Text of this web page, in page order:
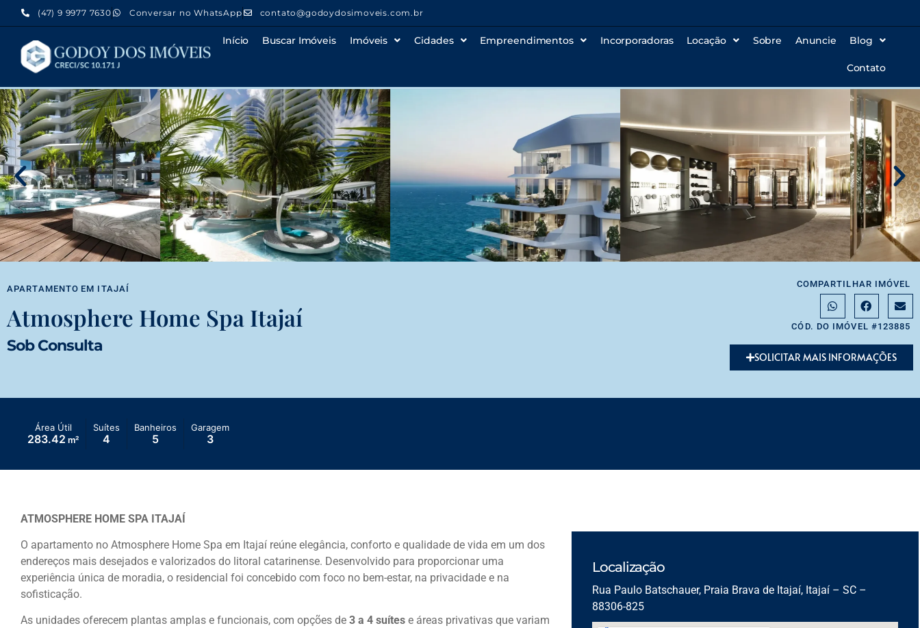
(47) 9 9977 7630 Conversar no WhatsApp contato@godoydosimoveis.com.br
Início Buscar Imóveis Imóveis Cidades Empreendimentos Incorporadoras Locação Sobre Anuncie Blog
Contato
APARTAMENTO EM ITAJAÍ
Atmosphere Home Spa Itajaí
Sob Consulta
COMPARTILHAR IMÓVEL
CÓD. DO IMÓVEL #123885
SOLICITAR MAIS INFORMAÇÕES
Área Útil
283.42 m²
Suítes
4
Banheiros
5
Garagem
3
ATMOSPHERE HOME SPA ITAJAÍ
O apartamento no Atmosphere Home Spa em Itajaí reúne elegância, conforto e qualidade de vida em um dos
endereços mais desejados e valorizados do litoral catarinense. Desenvolvido para proporcionar uma
experiência única de moradia, o residencial foi concebido com foco no bem-estar, na privacidade e na
sofisticação.
As unidades oferecem plantas amplas e funcionais, com opções de 3 a 4 suítes e áreas privativas que variam
Localização
Rua Paulo Batschauer, Praia Brava de Itajaí, Itajaí – SC –
88306-825